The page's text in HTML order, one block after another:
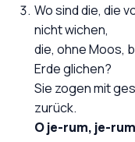
Wo sind die, die
nicht wichen,
die, ohne Moos,
Erde glichen?
Sie zogen mit
zurück.
O je-rum, je-